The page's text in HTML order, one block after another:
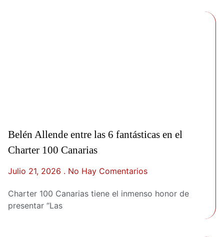
Belén Allende entre las 6 fantásticas en el
Charter 100 Canarias
Julio 21, 2026 No Hay Comentarios
Charter 100 Canarias tiene el inmenso honor de
presentar “Las